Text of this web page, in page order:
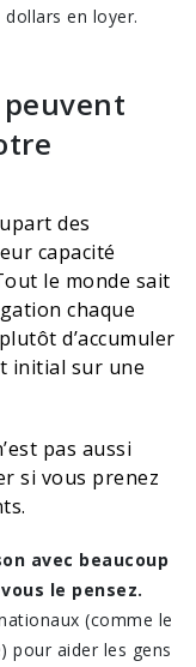
en loyer.
des
capacité
le monde sait
chaque
d’accumuler
initial sur une
pas aussi
si vous prenez
avec beaucoup
le pensez.
(comme le
pour aider les gens